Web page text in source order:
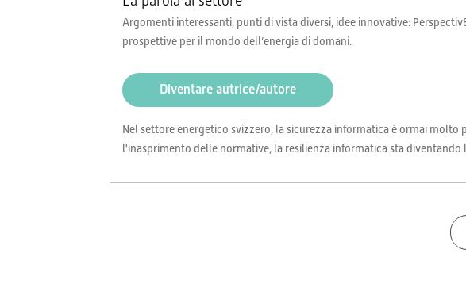
Argomenti interessanti, punti di vista diversi, idee innovative:
prospettive per il mondo dell’energia di domani.
Diventare autrice/autore
Nel settore energetico svizzero, la sicurezza informatica è ormai
l'inasprimento delle normative, la resilienza informatica sta